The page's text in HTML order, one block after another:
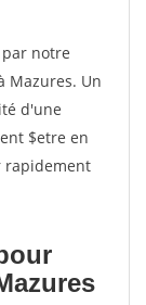
notre
Mazures. Un
d'une
$etre en
rapidement